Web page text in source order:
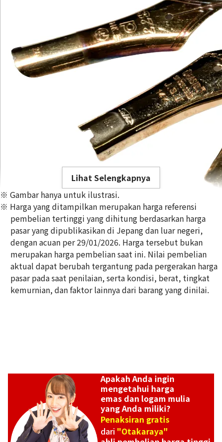
14K gold (K14) nib summary
1,6g
Referensi Harga Buyback
Rp 2.765.203
Lihat Selengkapnya
※ Gambar hanya untuk ilustrasi.
※ Harga yang ditampilkan merupakan harga referensi
pembelian tertinggi yang dihitung berdasarkan harga
pasar yang dipublikasikan di Jepang dan luar negeri,
dengan acuan per 29/01/2026. Harga tersebut bukan
merupakan harga pembelian saat ini. Nilai pembelian
aktual dapat berubah tergantung pada pergerakan harga
pasar pada saat penilaian, serta kondisi, berat, tingkat
kemurnian, dan faktor lainnya dari barang yang dinilai.
Apakah Anda ingin
mengetahui harga
emas dan logam mulia
yang Anda miliki?
Penaksiran gratis
dari "Otakaraya"